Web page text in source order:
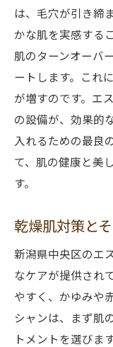
は、毛穴が引き締
かな肌を実感する
肌のターンオーバ
ートします。これ
が増すのです。エ
の設備が、効果的
入れるための最良
て、肌の健康と美
す。
乾燥肌対策と
新潟県中央区のエ
なケアが提供され
やすく、かゆみや
シャンは、まず肌
トメントを選びま